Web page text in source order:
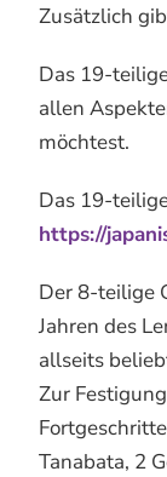
Zusätzlich
Das 19-
allen
möchtest.
Das 19-
https://
Der 8-teilige
Jahren des
allseits
Zur
Tanabata, 2